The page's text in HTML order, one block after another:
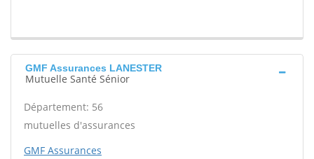
GMF Assurances LANESTER
Mutuelle Santé Sénior
Département: 56
mutuelles d'assurances
GMF Assurances